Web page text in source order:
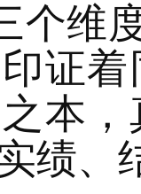
个维
证
本
绩、